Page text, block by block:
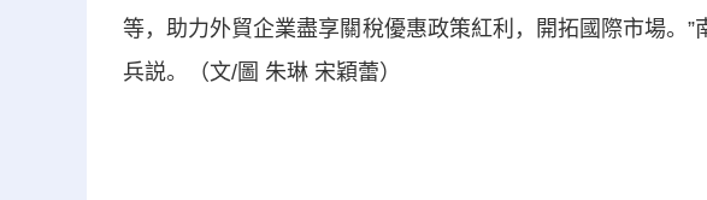
等，助力外貿企業盡享關稅優惠政策紅利，開拓國際市場。
兵説。（文/圖 朱琳 宋穎蕾）